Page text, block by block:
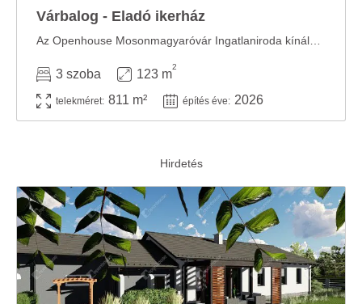
Várbalog - Eladó ikerház
3 szoba 123 m
2
telekméret: 811 m² építés éve: 2026